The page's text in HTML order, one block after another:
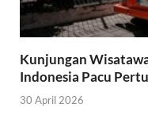
Kunjungan
Indonesia Pacu
30 April 2026